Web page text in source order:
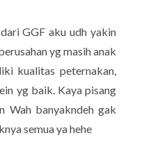
GGF aku udh yakin
yg masih anak
kualitas peternakan,
yg baik. Kaya pisang
Wah banyakndeh gak
semua ya hehe